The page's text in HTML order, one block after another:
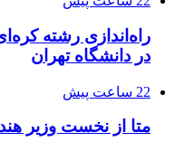
در دانشگاه تهران
22 ساعت پیش
متا از نخست وزیر